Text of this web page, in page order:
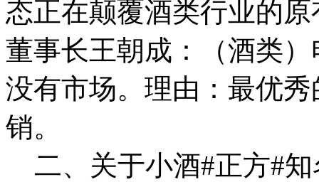
态正在颠覆酒类行业的
董事长王朝成：（酒类
没有市场。理由：最优
销。
二、关于小酒#正方#